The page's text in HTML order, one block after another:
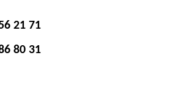
21 71
80 31